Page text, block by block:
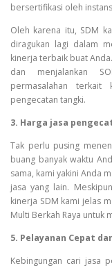
bersertifikasi oleh
Oleh karena itu, SDM
diragukan lagi dalam
kinerja terbaik buat
dan menjalankan
permasalahan terkait
pengecatan tangki.
3. Harga jasa
Tak perlu pusing
buang banyak waktu
sama, kami yakini Anda
jasa yang lain.
kinerja SDM kami jelas
Multi Berkah Raya untuk
5. Pelayanan Cepat
Kebingungan cari jasa